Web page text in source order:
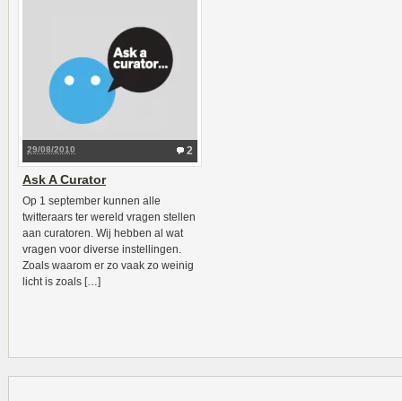
2
29/08/2010
Ask A Curator
Op 1 september kunnen alle
twitteraars ter wereld vragen stellen
aan curatoren. Wij hebben al wat
vragen voor diverse instellingen.
Zoals waarom er zo vaak zo weinig
licht is zoals […]